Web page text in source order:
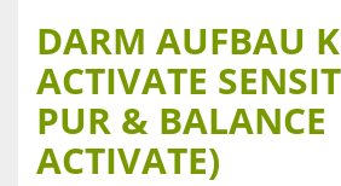
DARM AUFBAU
ACTIVATE
PUR & BALANCE
ACTIVATE)